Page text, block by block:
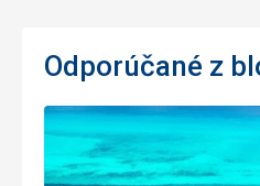
Odporúčané z